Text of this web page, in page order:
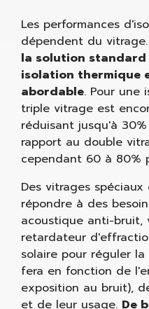
Les performances
dépendent du vitrage.
la solution standard
isolation thermique
abordable. Pour une
triple vitrage est
réduisant jusqu'à
rapport au double
cependant 60 à 80%
Des vitrages
répondre à des
acoustique anti-bruit,
retardateur
solaire pour réguler
fera en fonction de
exposition au bruit),
et de leur usage. De